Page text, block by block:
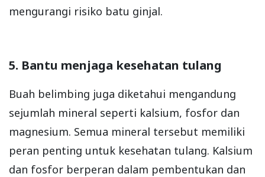
mengurangi risiko batu ginjal.
5. Bantu menjaga kesehatan tulang
Buah belimbing juga diketahui mengandung
sejumlah mineral seperti kalsium, fosfor dan
magnesium. Semua mineral tersebut memiliki
peran penting untuk kesehatan tulang. Kalsium
dan fosfor berperan dalam pembentukan dan